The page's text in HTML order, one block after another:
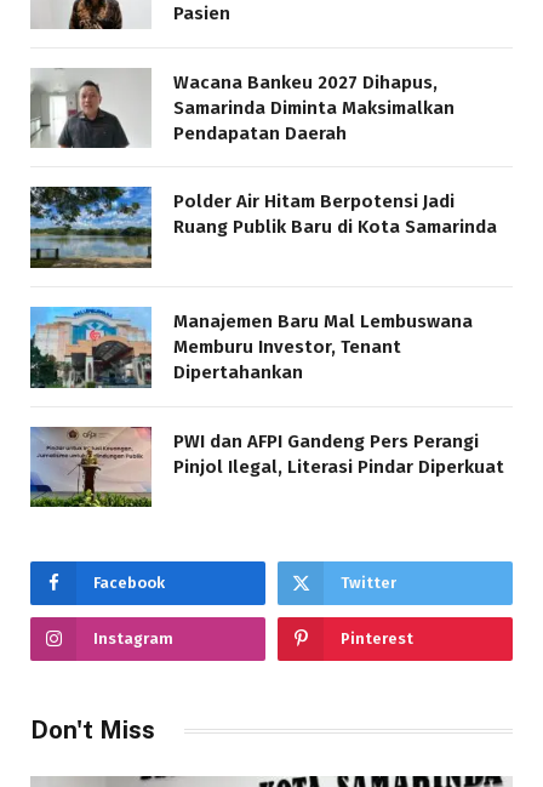
Pasien
Wacana Bankeu 2027 Dihapus,
Samarinda Diminta Maksimalkan
Pendapatan Daerah
Polder Air Hitam Berpotensi Jadi
Ruang Publik Baru di Kota Samarinda
Manajemen Baru Mal Lembuswana
Memburu Investor, Tenant
Dipertahankan
PWI dan AFPI Gandeng Pers Perangi
Pinjol Ilegal, Literasi Pindar Diperkuat
Facebook Twitter
Instagram Pinterest
Don't Miss